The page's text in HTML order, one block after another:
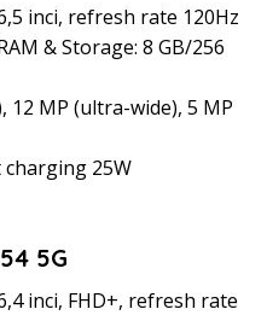
inci, refresh rate 120Hz
& Storage: 8 GB/256
12 MP (ultra-wide), 5 MP
charging 25W
5G
inci, FHD+, refresh rate